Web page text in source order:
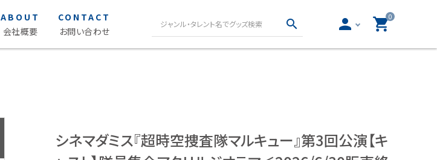
ME
男性声優 写真集・フォトブック
声優読み物
男性声優グッズ
ABOUT
会社概要
CONTACT
お問い合わせ
search person 0
shopping_cart
シネマダミス『超時空捜査隊マルキュー』第3回公演【キ